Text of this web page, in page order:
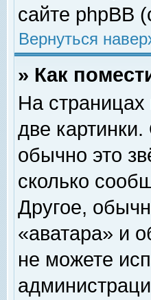
сайте phpBB
Вернуться
» Как
На
две
обычно это
сколько
Другое,
«аватара» и
не можете